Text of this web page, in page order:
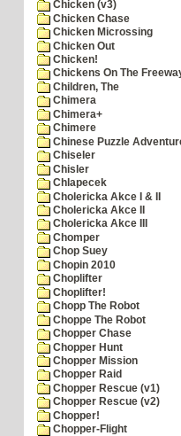
Chicken (v3)
Chicken Chase
Chicken Microssing
Chicken Out
Chicken!
Chickens On The
Children, The
Chimera
Chimera+
Chimere
Chinese Puzzle
Chiseler
Chisler
Chlapecek
Cholericka Akce I & II
Cholericka Akce II
Cholericka Akce III
Chomper
Chop Suey
Chopin 2010
Choplifter
Choplifter!
Chopp The Robot
Choppe The Robot
Chopper Chase
Chopper Hunt
Chopper Mission
Chopper Raid
Chopper Rescue (v1)
Chopper Rescue (v2)
Chopper!
Chopper-Flight